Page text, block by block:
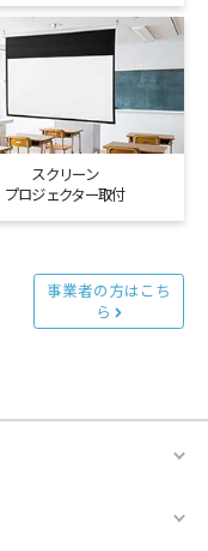
スクリーン
プロジェクター取付
事業者の方はこち
ら